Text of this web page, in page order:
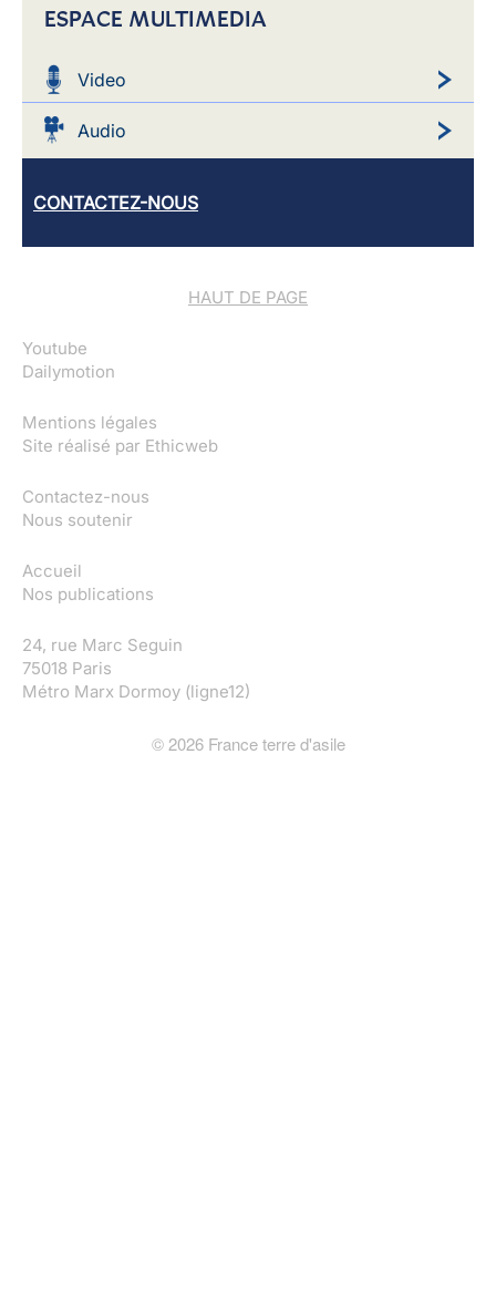
ESPACE MULTIMEDIA
Video
Audio
CONTACTEZ-NOUS
HAUT DE PAGE
Youtube
Dailymotion
Mentions légales
Site réalisé par Ethicweb
Contactez-nous
Nous soutenir
Accueil
Nos publications
24, rue Marc Seguin
75018 Paris
Métro Marx Dormoy (ligne12)
© 2026France terre d'asile